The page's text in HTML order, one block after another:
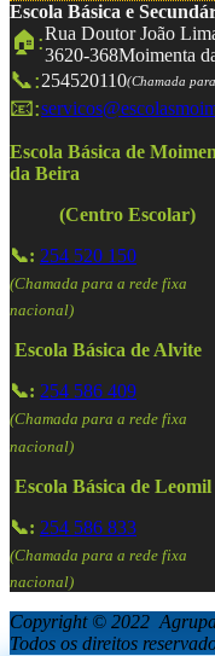
Escola Básica e
🏠:Rua Doutor João
3620-368Moimenta
📞:254520110(Chamada
📧:
Escola Básica de
da Beira
(Centro Escolar)
📞: 254 520 150
(Chamada para a rede fixa
nacional)
Escola Básica de Alvite
📞: 254 586 409
(Chamada para a rede fixa
nacional)
Escola Básica de Leomil
📞: 254 586 833
(Chamada para a rede fixa
nacional)
Copyright © 2022
Todos os direitos